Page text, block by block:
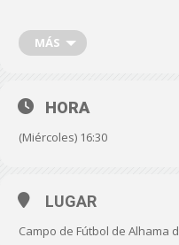
directivos de los clubes
de la nueva instalación.
HORA: 16:30 horas
LUGAR: Campo de Fútbol
MÁS
HORA
(Miércoles) 16:30
LUGAR
Campo de Fútbol de Alhama